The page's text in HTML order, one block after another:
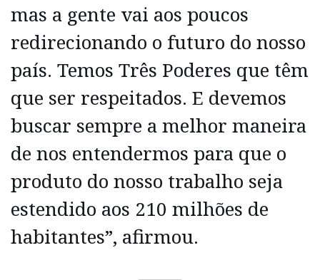
mas a gente vai aos poucos
redirecionando o futuro do nosso
país. Temos Três Poderes que têm
que ser respeitados. E devemos
buscar sempre a melhor maneira
de nos entendermos para que o
produto do nosso trabalho seja
estendido aos 210 milhões de
habitantes”, afirmou.